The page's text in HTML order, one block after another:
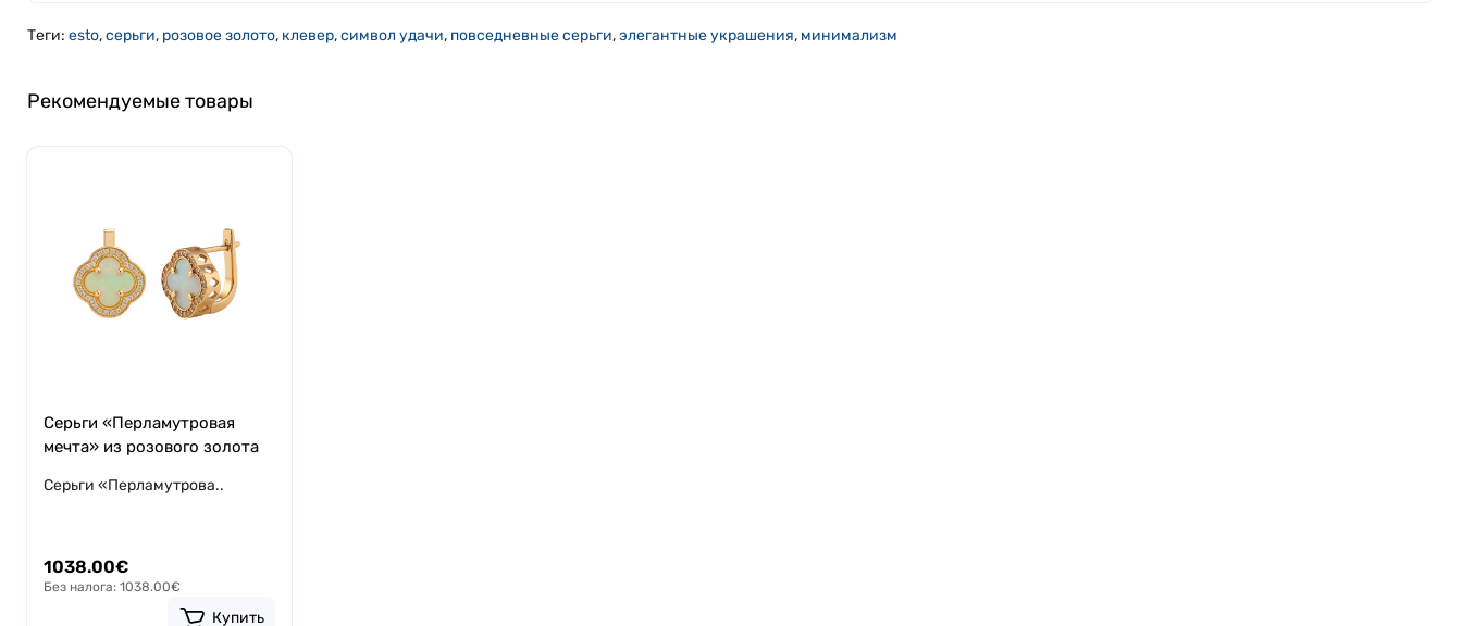
Теги: esto,серьги, розовое золото, клевер,символ удачи, повседневные серьги,элегантные украшения, минимализм
Рекомендуемые товары
Серьги «Перламутровая
мечта» из розового золота
Серьги «Перламутрова..
1038.00€
Без налога: 1038.00€
Купить